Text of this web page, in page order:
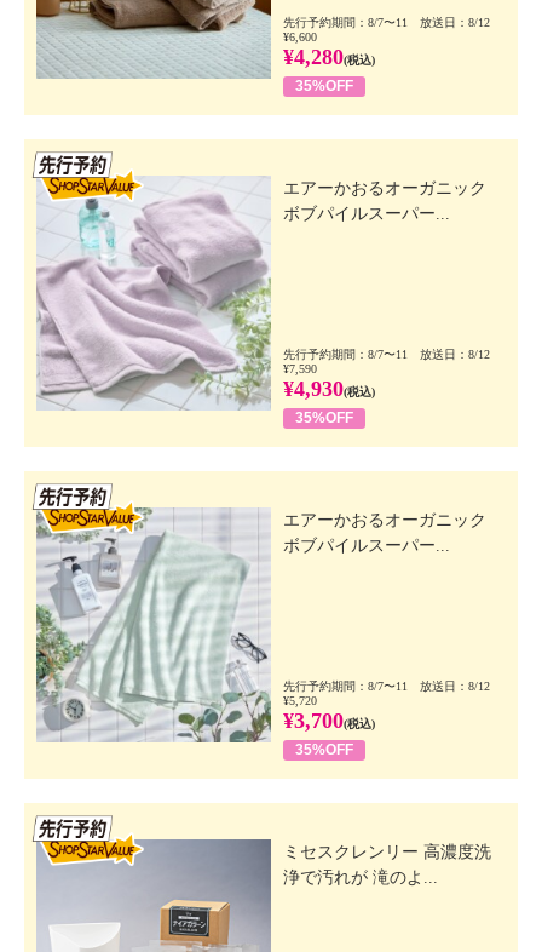
先行予約期間：8/7〜11 放送日：8/12
¥6,600
¥4,280(税込)
35%OFF
エアーかおるオーガニック
ボブパイルスーパー...
先行予約期間：8/7〜11 放送日：8/12
¥7,590
¥4,930(税込)
35%OFF
エアーかおるオーガニック
ボブパイルスーパー...
先行予約期間：8/7〜11 放送日：8/12
¥5,720
¥3,700(税込)
35%OFF
ミセスクレンリー 高濃度洗
浄で汚れが 滝のよ...